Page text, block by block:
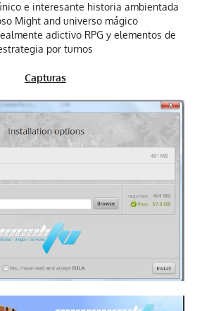
e interesante historia ambientada
Might and universo mágico
adictivo RPG y elementos de
por turnos
Capturas